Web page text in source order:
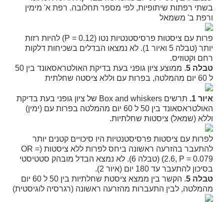
בשתי רפתות שיתופיות, לפי מספר תחלובה. רפת א' מימין
ורפת ב' משמאל
פרות עם ציסטות פרסיסטנטיות נטו (P = 0.12) להיות רזות
יותר (טבלה 5 ואיור 1). לא נמצאו הבדלים בשכיחות דלקות
רחם וקטוזיס.
טבלה 5
. ממוצע ציון גופני בעת בדיקת האולטראסאונד בין 50
ל 60 יום מהמלטה, בפרות עם וללא ציסטה שחלתית
איור 1. תרשים Box and whiskers של ציון גופני בעת בדיקת
האולטראסאונד בין 50 ל 60 יום מהמלטה בפרות עם (ימין)
וללא (שמאל) ציסטות שחלתיות.
לפרות עם ציסטות פרסיסטנטיות היו סיכויים קטנים יותר
להתעבר בהזרעה ראשונה ביחס לפרות ללא ציסטות (OR =
2.6, P = 0.079
) (טבלה 6). לא נמצא הבדל מובהק סטטיסטי
בסיכון להתעבר עד 180 יום (איור 2).
טבלה 5
. הקשר בין ממצא ציסטת שחלתיות בין 50 ל 60 יום
מהמלטה, לבין התעברות מהזרעה ראשונה (רגרסיה לוגיסטית)